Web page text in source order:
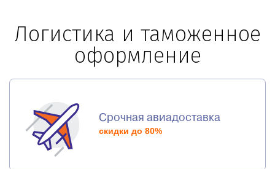
Логистика и таможенное
оформление
Срочная авиадоставка
скидки до 80%